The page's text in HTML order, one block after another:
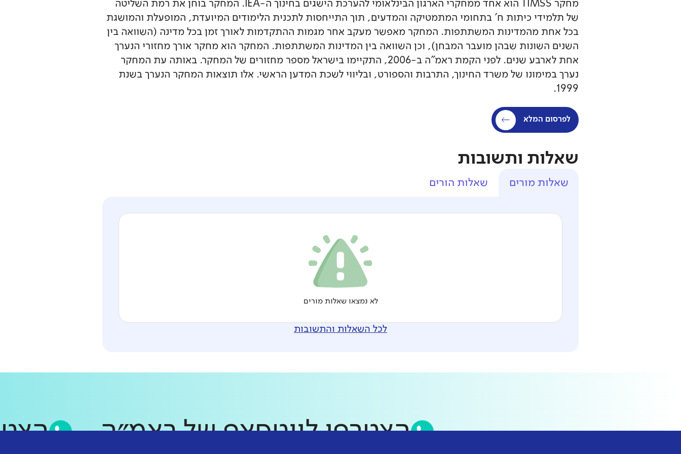
מחקר TIMSS הוא אחד ממחקרי הארגון הבינלאומי להערכת הישגים בחינוך ה-IEA. המחקר בוחן את רמת השליטה
של תלמידי כיתות ח' בתחומי המתמטיקה והמדעים, תוך התייחסות לתכנית הלימודים המיועדת, המופעלת והמושגת
בכל אחת מהמדינות המשתתפות. המחקר מאפשר מעקב אחר מגמות ההתקדמות לאורך זמן בכל מדינה (השוואה בין
השנים השונות שבהן מועבר המבחן), וכן השוואה בין המדינות המשתתפות. המחקר הוא מחקר אורך מחזורי הנערך
אחת לארבע שנים. לפני הקמת ראמ"ה ב-2006, התקיימו בישראל מספר מחזורים של המחקר. באותה עת המחקר
נערך במימונו של משרד החינוך, התרבות והספורט, ובליווי לשכת המדען הראשי. אלו תוצאות המחקר הנערך בשנת
1999.
לפרסום המלא
שאלות ותשובות
שאלות מורים שאלות הורים
לא נמצאו שאלות מורים
לכל השאלות והתשובות
הצטרפו לווטסאפ של ראמ״ה